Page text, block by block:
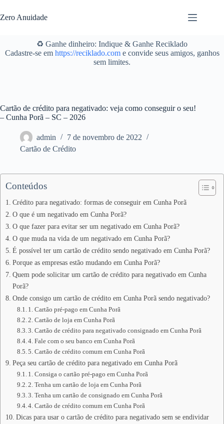
para
o
Zero Anuidade
♻️ Ganhe dinheiro: Indique & Ganhe Reciklado
Cadastre-se em https://reciklado.come convide seus amigos, ganhos
sem limites.
Cartão de crédito para negativado: veja como conseguir o seu!
– Cunha Porã – SC – 2026
admin
7 de novembro de 2022
Cartão de Crédito
Conteúdos
Crédito para negativado: formas de conseguir em Cunha Porã
O que é um negativado em Cunha Porã?
O que fazer para evitar ser um negativado em Cunha Porã?
O que muda na vida de um negativado em Cunha Porã?
É possível ter um cartão de crédito sendo negativado em Cunha Porã?
Porque as empresas estão mudando em Cunha Porã?
Quem pode solicitar um cartão de crédito para negativado em Cunha
Porã?
Onde consigo um cartão de crédito em Cunha Porã sendo negativado?
1. Cartão pré-pago em Cunha Porã
2. Cartão de loja em Cunha Porã
3. Cartão de crédito para negativado consignado em Cunha Porã
4. Fale com o seu banco em Cunha Porã
5. Cartão de crédito comum em Cunha Porã
Peça seu cartão de crédito para negativado em Cunha Porã
1. Consiga o cartão pré-pago em Cunha Porã
2. Tenha um cartão de loja em Cunha Porã
3. Tenha um cartão de consignado em Cunha Porã
4. Cartão de crédito comum em Cunha Porã
Dicas para usar o cartão de crédito para negativado sem se endividar